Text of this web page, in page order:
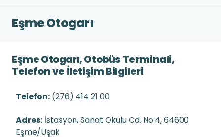
Eşme Otogarı
Eşme Otogarı, Otobüs Terminali,
Telefon ve İletişim Bilgileri
Telefon: (276) 414 21 00
Adres: İstasyon, Sanat Okulu Cd. No:4, 64600
Eşme/Uşak